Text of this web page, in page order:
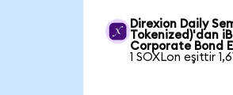
Direxion Daily
Tokenized)'dan
Corporate Bond
1 SOXLon eşittir